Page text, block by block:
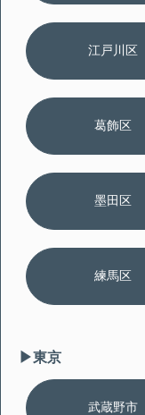
江戸川区
葛飾区
墨田区
練馬区
▶︎東京
武蔵野市